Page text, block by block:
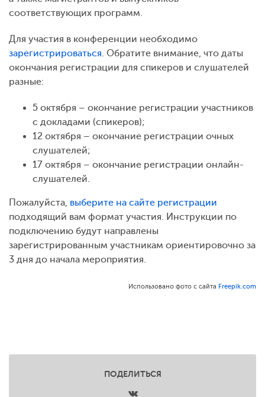
соответствующих программ.
Для участия в конференции необходимо
зарегистрироваться. Обратите внимание, что даты
окончания регистрации для спикеров и слушателей
разные:
5 октября – окончание регистрации участников
с докладами (спикеров);
12 октября – окончание регистрации очных
слушателей;
17 октября – окончание регистрации онлайн-
слушателей.
Пожалуйста, выберите на сайте регистрации
подходящий вам формат участия. Инструкции по
подключению будут направлены
зарегистрированным участникам ориентировочно за
3 дня до начала мероприятия.
Использовано фото с сайта Freepik.com
ПОДЕЛИТЬСЯ